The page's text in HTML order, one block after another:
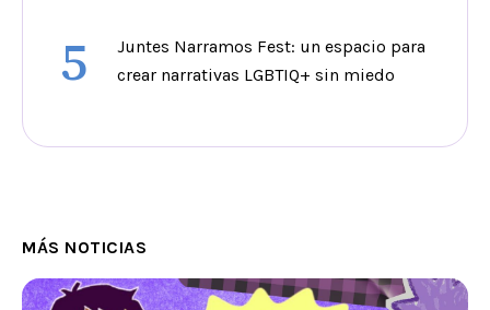
5
Juntes Narramos Fest: un espacio para
crear narrativas LGBTIQ+ sin miedo
MÁS NOTICIAS